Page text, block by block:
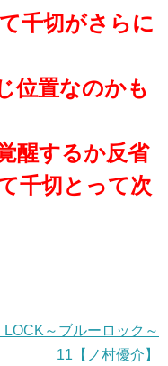
千切がさらに
位置なのかも
醒するか反省
千切とって次
LOCK～ブルーロック～
11【ノ村優介】